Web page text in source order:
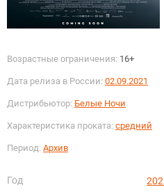
Возрастные ограничения: 16+
Дата релиза в России: 02.09.2021
Дистрибьютор: Белые Ночи
Характеристика проката: средний
Период: Архив
Год